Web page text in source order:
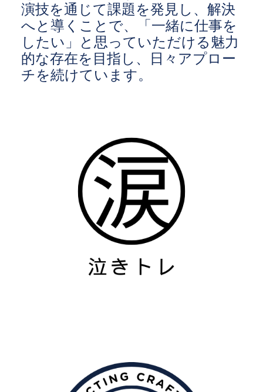
演技を通じて課題を発見し、解決
へと導くことで、「一緒に仕事を
したい」と思っていただける魅力
的な存在を目指し、日々アプロー
チを続けています。